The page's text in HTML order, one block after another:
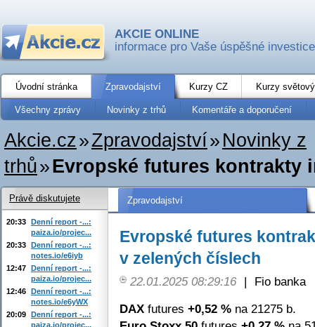
AKCIE ONLINE
informace pro Vaše úspěšné investice
Úvodní stránka Zpravodajství Kurzy CZ Kurzy
Všechny zprávy Novinky z trhů Komentáře a doporučení
Akcie.cz»Zpravodajství» Novinky z
trhů»Evropské futures kontrakty
Zpravodajství
Evropské futures
v zelených číslech
22.01.2025 08:29:16 |
Fio banka
DAX futures +0,52 % na 21275 b.
Právě diskutujete
20:33 Denní report -...:
paiza.io/projec...
20:33 Denní report -...:
notes.io/e6iyb
12:47 Denní report -...:
paiza.io/projec...
12:46 Denní report -...:
notes.io/e6yWX
20:09 Denní report -...:
paiza.io/projec...